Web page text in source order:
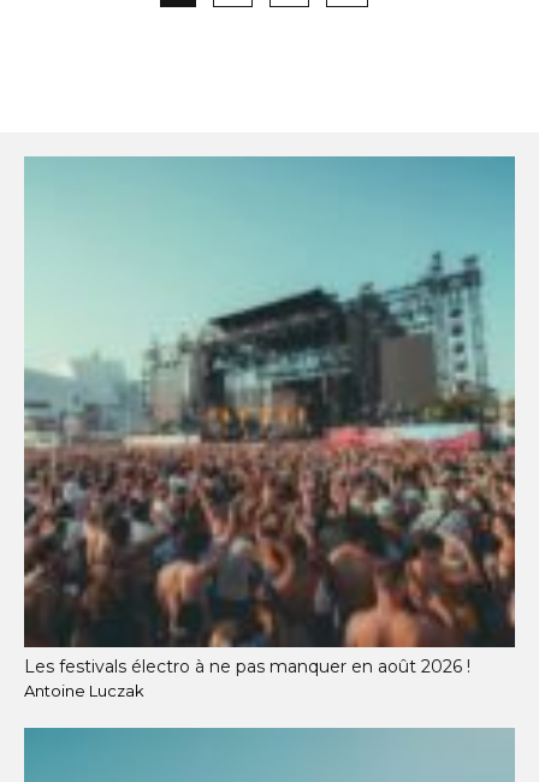
Les festivals électro à ne pas manquer en août 2026 !
Antoine Luczak